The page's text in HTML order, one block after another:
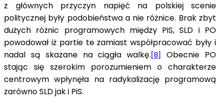
z głównych przyczyn napięć na polskiej scenie
politycznej były podobieństwa a nie różnice. Brak zbyt
dużych różnic programowych między PiS, SLD i PO
powodował iż partie te zamiast współpracować były i
nadal są skazane na ciągła walkę. [8]
Obecnie PO
stając się szerokim porozumieniem o charakterze
centrowym wpłynęła na radykalizację programową
zarówno SLD jak i PiS.